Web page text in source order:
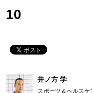
10
井ノ方 学
スポーツ＆ヘルスケ